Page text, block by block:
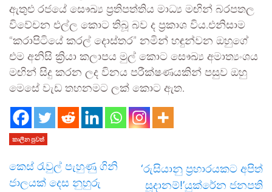
ඇතුළු රජයේ සෞඛ්‍ය ප්‍රතිපත්තිය මාධ්‍ය මඟින් බරපතල
විවේචන එල්ල කොට තිබූ බව ද ප්‍රකාශ විය.එනිසාම
“කරාපිටියේ කරල් දොස්තර” නමින් හඳුන්වන ඔහුගේ
එම අනිසි ක්‍රියා කලාපය මුල් කොට සෞඛ්‍ය අමාත්‍යංශය
මඟින් සිදු කරන ලද විනය පරීක්ෂණයකින් පසුව ඔහු
මෙසේ වැඩ තහනමට ලක් කොට ඇත.
කාලීන පුවත්
කෙස් රැවුල් පැහුණු ගිනි
ජාලයක් දෙස නුහුරු
‘රුසියානු ප්‍රහාරයකට අපිත්
සූදානම්!’යුක්රේන ජනපති